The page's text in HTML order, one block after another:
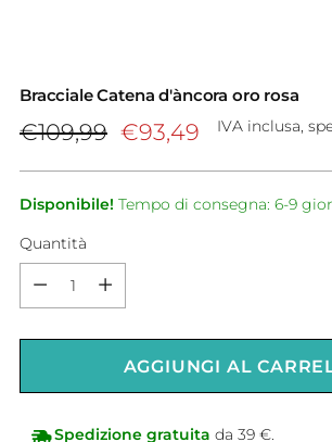
Bracciale Catena d'àncora oro rosa
Prezzo
listino
€109,99 €93,49 IVA inclusa,
Disponibile! Tempo di consegna: 6-9
Quantità
AGGIUNGI AL
Spedizione gratuita da 39 €.